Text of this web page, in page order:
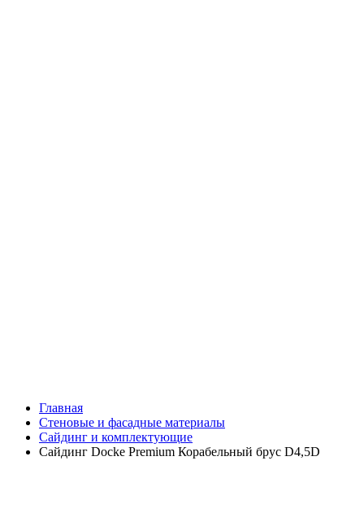
Главная
Стеновые и фасадные материалы
Сайдинг и комплектующие
Сайдинг Docke Premium Корабельный брус D4,5D